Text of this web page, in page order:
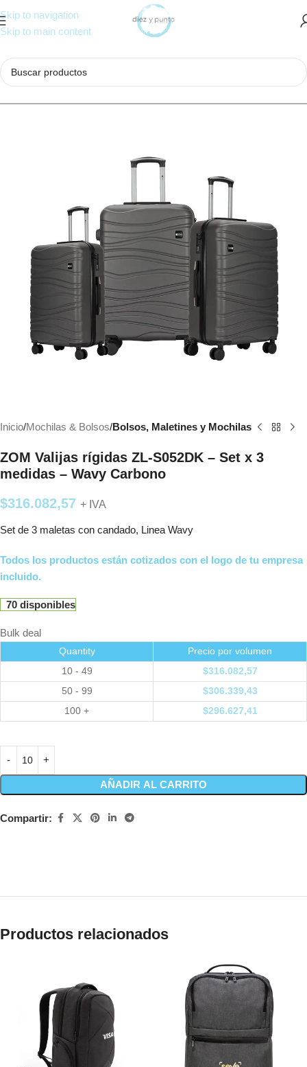
Skip to navigation
Skip to main content
Inicio Mochilas & Bolsos Bolsos, Maletines y Mochilas
ZOM Valijas rígidas ZL-S052DK – Set x 3
medidas – Wavy Carbono
$316.082,57 + IVA
Set de 3 maletas con candado, Linea Wavy
Todos los productos están cotizados con el logo de tu empresa
incluido.
70 disponibles
Bulk deal
Quantity
Precio por volumen
10 - 49
$316.082,57
50 - 99
$306.339,43
100 +
$296.627,41
AÑADIR AL CARRITO
Compartir:
Productos relacionados